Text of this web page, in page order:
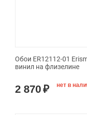
Обои ER12112-01
винил на флизелине
2 870₽ нет в